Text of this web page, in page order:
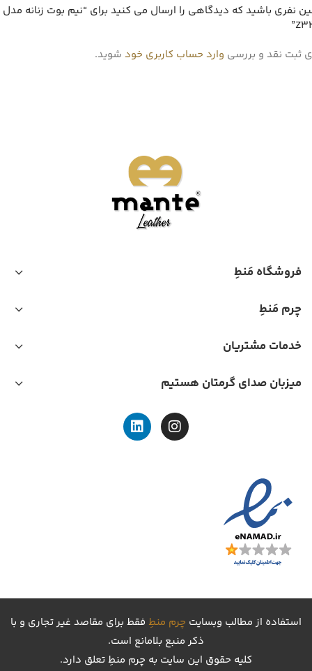
نفری باشید که دیدگاهی را ارسال می کنید برای “نیم بوت زنانه مدل
ثبت نقد و بررسی وارد حساب کاربری خود شوید.
فروشگاه مَنطِ
چرم مَنطِ
خدمات مشتریان
میزبان صدای گرمتان هستیم
استفاده از مطالب وبسایت چرم منطِ فقط برای مقاصد غیر تجاری و با
ذکر منبع بلامانع است.
کليه حقوق اين سايت به چرم منطِ تعلق دارد.